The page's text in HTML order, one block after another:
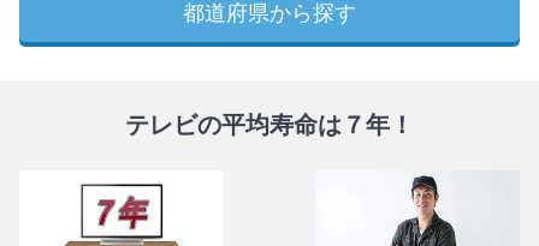
都道府県から探す
テレビの平均寿命は７年！